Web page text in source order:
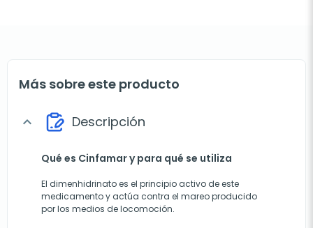
Más sobre este producto
expand_more Descripción
Qué es Cinfamar y para qué se utiliza
El dimenhidrinato es el principio activo de este
medicamento y actúa contra el mareo producido
por los medios de locomoción.